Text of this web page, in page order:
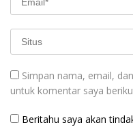
Simpan nama, email,
untuk komentar saya
Beritahu saya akan